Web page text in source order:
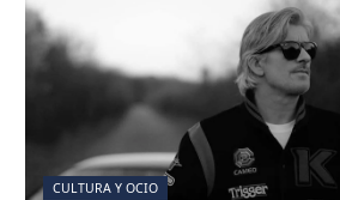
CULTURA Y OCIO